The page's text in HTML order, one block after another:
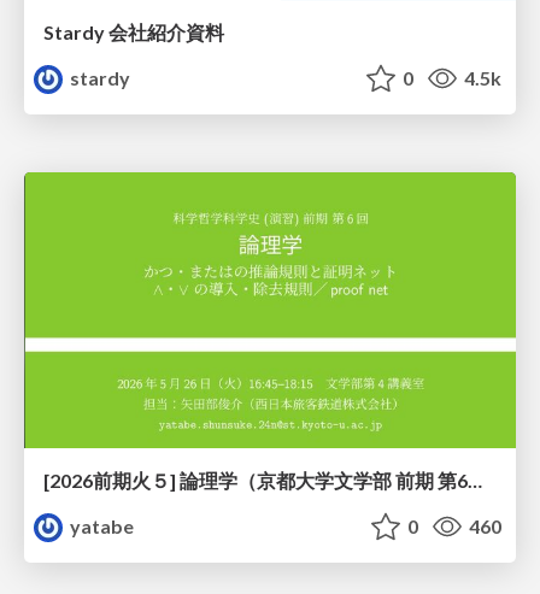
Stardy 会社紹介資料
stardy
0 4.5k
[2026前期火５] 論理学（京都大学文学部 前期 第6回）「かつとまたはの規則」
yatabe
0 460